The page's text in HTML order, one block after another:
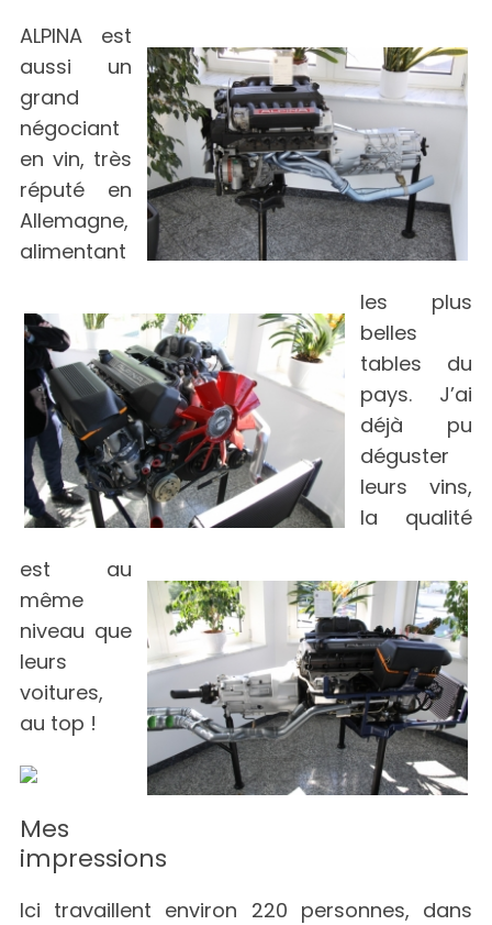
ALPINA est
aussi un
grand
négociant
en vin, très
réputé en
Allemagne,
alimentant
les plus
belles
tables du
pays. J’ai
déjà pu
déguster
leurs vins,
la qualité
est au
même
niveau que
leurs
voitures,
au top !
Mes
impressions
Ici travaillent environ 220 personnes, dans